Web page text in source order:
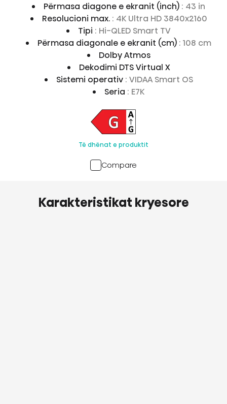
Përmasa diagone e ekranit (inch) : 43 in
Resolucioni max. : 4K Ultra HD 3840x2160
Tipi : Hi-QLED Smart TV
Përmasa diagonale e ekranit (cm) : 108 cm
Dolby Atmos
Dekodimi DTS Virtual X
Sistemi operativ : VIDAA Smart OS
Seria : E7K
Të dhënat e produktit
Compare
Karakteristikat kryesore